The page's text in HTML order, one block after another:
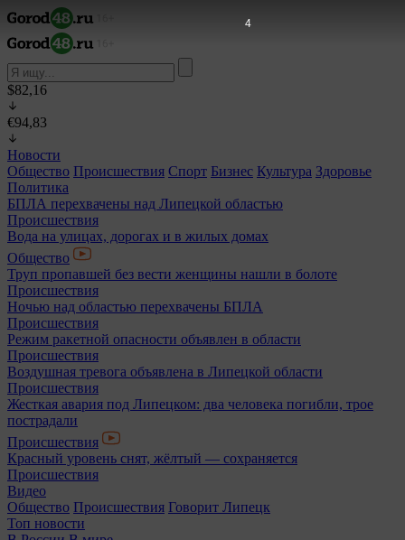
$82,16
€94,83
Новости
Общество Происшествия Спорт Бизнес Культура Здоровье
Политика
БПЛА перехвачены над Липецкой областью
Происшествия
Вода на улицах, дорогах и в жилых домах
Общество
Труп пропавшей без вести женщины нашли в болоте
Происшествия
Ночью над областью перехвачены БПЛА
Происшествия
Режим ракетной опасности объявлен в области
Происшествия
Воздушная тревога объявлена в Липецкой области
Происшествия
Жесткая авария под Липецком: два человека погибли, трое
пострадали
Происшествия
Красный уровень снят, жёлтый — сохраняется
Происшествия
Видео
Общество Происшествия Говорит Липецк
Топ новости
2